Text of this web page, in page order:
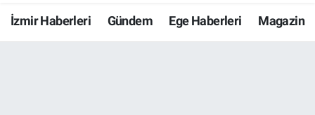
İzmir Haberleri Gündem Ege Haberleri Magazin
Resmi İlanlar